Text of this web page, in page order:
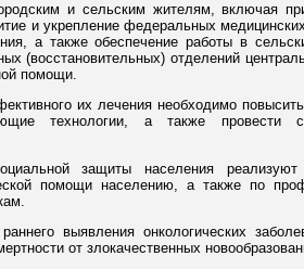
и сельским жителям, включая
и укрепление федеральных
а также обеспечение работы в
(восстановительных) отделений
помощи.
их лечения необходимо
технологии, а также провести
защиты населения
помощи населению, а также по
выявления онкологических
от злокачественных